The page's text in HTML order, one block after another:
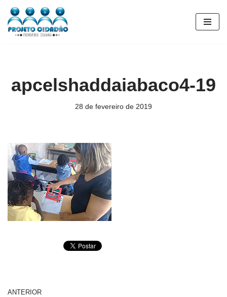
Pular
apcelshaddaiabaco4-19
28 de fevereiro de 2019
ANTERIOR